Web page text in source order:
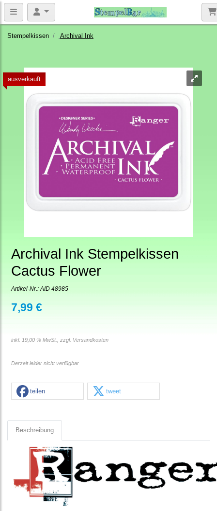
Stempelkissen Archival Ink
ausverkauft
Archival Ink Stempelkissen
Cactus Flower
Artikel-Nr.: AID 48985
7,99 €
inkl. 19,00 % MwSt., zzgl. Versandkosten
Derzeit leider nicht verfügbar
teilen tweet
Beschreibung